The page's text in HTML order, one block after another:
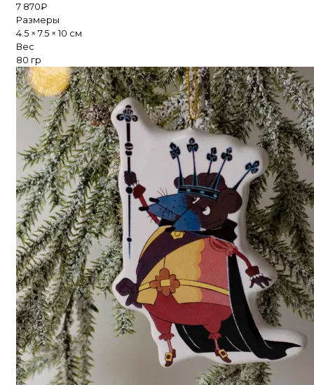
7 870₽
Размеры
4.5 × 7.5 × 10 см
Вес
80 гр